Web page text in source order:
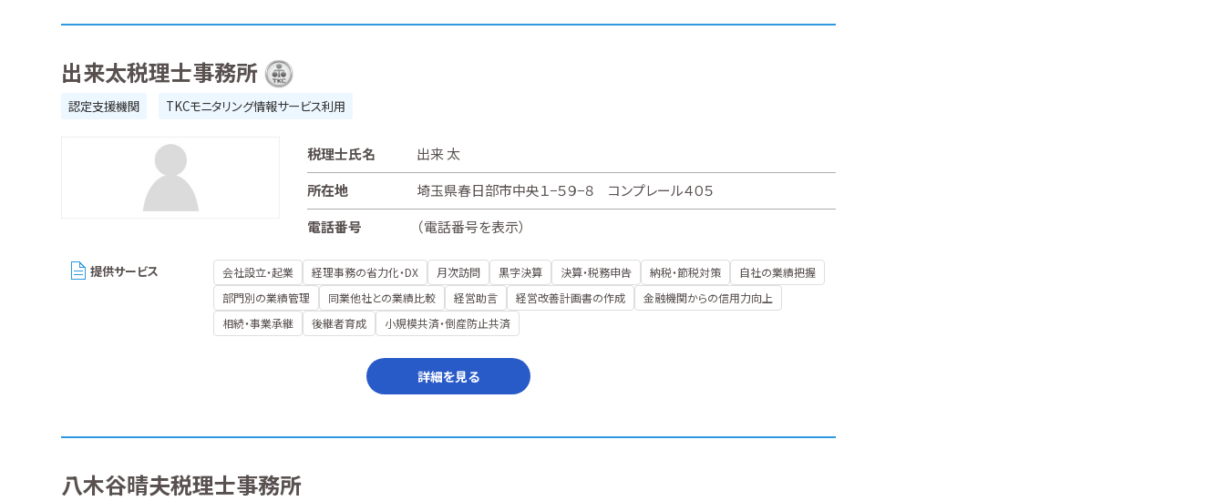
出来太税理士事務所
認定支援機関 TKCモニタリング情報サービス利用
税理士氏名
出来 太
所在地
埼玉県春日部市中央１−５９−８ コンプレール４０５
電話番号
（電話番号を表示）
提供サービス 会社設立・起業 経理事務の省力化・DX 月次訪問 黒字決算 決算・税務申告 納税・節税対策
自社の業績把握
部門別の業績管理
同業他社との業績比較 経営助言 経営改善計画書の作成
金融機関からの信用力向上
相続・事業承継
後継者育成 小規模共済・倒産防止共済
詳細を見る
八木谷晴夫税理士事務所